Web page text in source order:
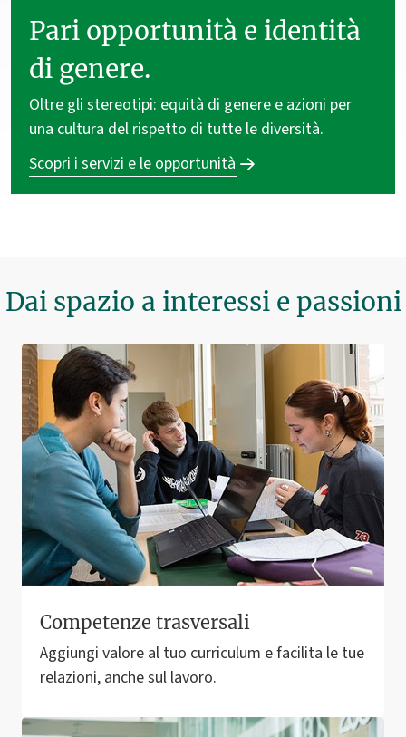
Pari opportunità e identità
di genere.
Oltre gli stereotipi: equità di genere e azioni per
una cultura del rispetto di tutte le diversità.
Scopri i servizi e le opportunità
Dai spazio a interessi e passioni
Competenze trasversali
Aggiungi valore al tuo curriculum e facilita le tue
relazioni, anche sul lavoro.